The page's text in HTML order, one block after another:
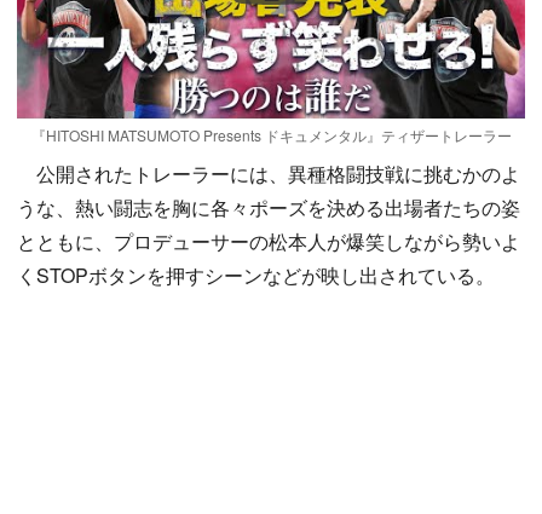
『HITOSHI MATSUMOTO Presents ドキュメンタル』ティザートレーラー
公開されたトレーラーには、異種格闘技戦に挑むかのよ
うな、熱い闘志を胸に各々ポーズを決める出場者たちの姿
とともに、プロデューサーの松本人が爆笑しながら勢いよ
くSTOPボタンを押すシーンなどが映し出されている。